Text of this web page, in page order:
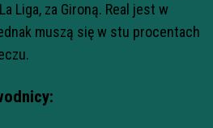
Liga, za Gironą. Real jest w
muszą się w stu procentach